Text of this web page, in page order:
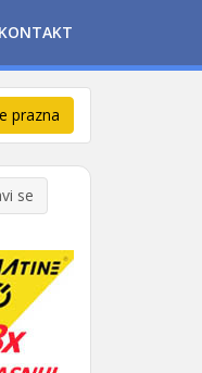
KONTAKT
prazna
se